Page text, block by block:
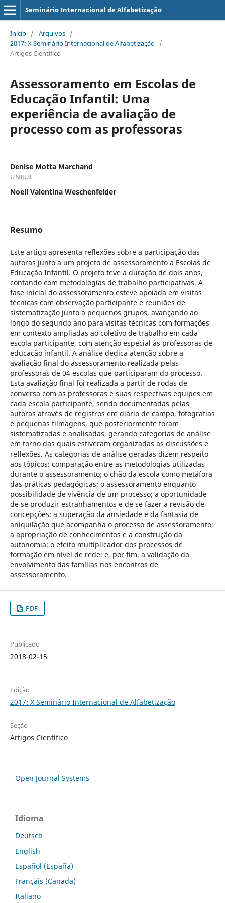
Seminário Internacional de Alfabetização
Início / Arquivos /
2017: X Seminário Internacional de Alfabetização /
Artigos Científico
Assessoramento em Escolas de
Educação Infantil: Uma
experiência de avaliação de
processo com as professoras
Denise Motta Marchand
UNIJUI
Noeli Valentina Weschenfelder
Resumo
Este artigo apresenta reflexões sobre a participação das
autoras junto a um projeto de assessoramento a Escolas de
Educação Infantil. O projeto teve a duração de dois anos,
contando com metodologias de trabalho participativas. A
fase inicial do assessoramento esteve apoiada em visitas
técnicas com observação participante e reuniões de
sistematização junto a pequenos grupos, avançando ao
longo do segundo ano para visitas técnicas com formações
em contexto ampliadas ao coletivo de trabalho em cada
escola participante, com atenção especial às professoras de
educação infantil. A análise dedica atenção sobre a
avaliação final do assessoramento realizada pelas
professoras de 04 escolas que participaram do processo.
Esta avaliação final foi realizada a partir de rodas de
conversa com as professoras e suas respectivas equipes em
cada escola participante, sendo documentadas pelas
autoras através de registros em diário de campo, fotografias
e pequenas filmagens, que posteriormente foram
sistematizadas e analisadas, gerando categorias de análise
em torno das quais estiveram organizadas as discussões e
reflexões. As categorias de análise geradas dizem respeito
aos tópicos: comparação entre as metodologias utilizadas
durante o assessoramento; o chão da escola como metáfora
das práticas pedagógicas; o assessoramento enquanto
possibilidade de vivência de um processo; a oportunidade
de se produzir estranhamentos e de se fazer a revisão de
concepções; a superação da ansiedade e da fantasia de
aniquilação que acompanha o processo de assessoramento;
a apropriação de conhecimentos e a construção da
autonomia; o efeito multiplicador dos processos de
formação em nível de rede; e, por fim, a validação do
envolvimento das famílias nos encontros de
assessoramento.
PDF
Publicado
2018-02-15
Edição
2017: X Seminário Internacional de Alfabetização
Seção
Artigos Científico
Open Journal Systems
Idioma
Deutsch
English
Español (España)
Français (Canada)
Italiano